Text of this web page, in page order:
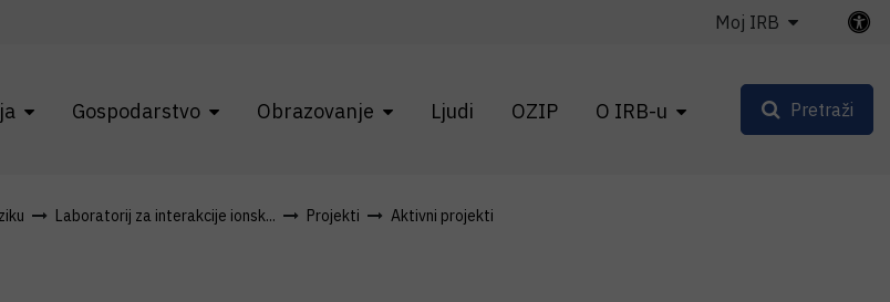
Gospodarstvo Obrazovanje Ljudi OZIP O IRB-u
Moj IRB
Pretraži
Laboratorij za interakcije ionsk... Projekti
Aktivni projekti